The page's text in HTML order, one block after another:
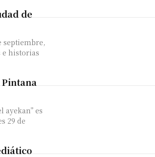
de
e historias
es
29 de